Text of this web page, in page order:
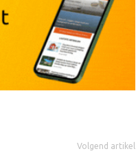
Volgend artikel